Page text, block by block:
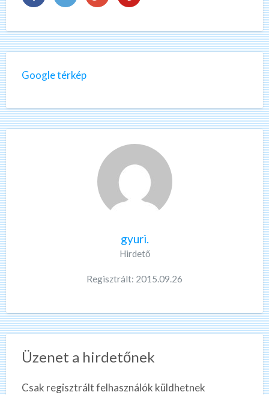
Google térkép
gyuri.
Hirdető
Regisztrált: 2015.09.26
Üzenet a hirdetőnek
Csak regisztrált felhasználók küldhetnek